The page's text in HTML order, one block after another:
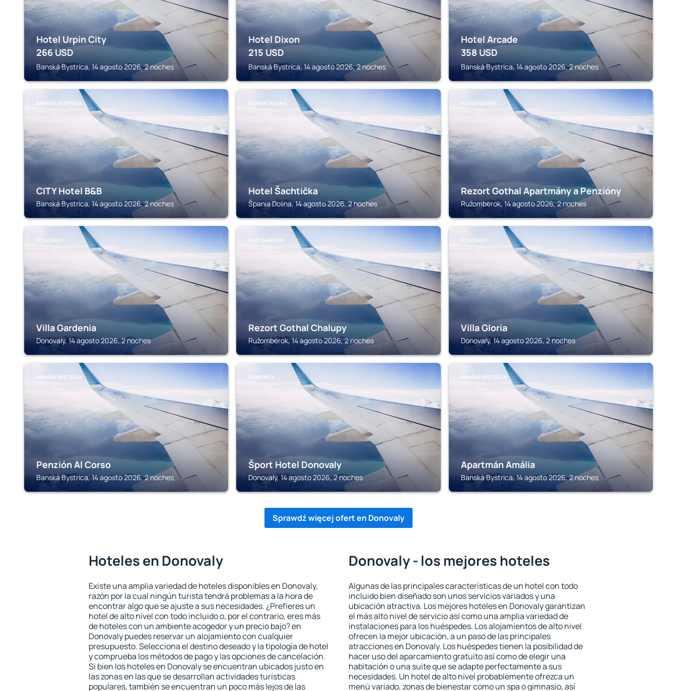
Hotel Urpin City
266 USD
Banská Bystrica, 14 agosto 2026, 2 noches
Hotel Dixon
215 USD
Banská Bystrica, 14 agosto 2026, 2 noches
Hotel Arcade
358 USD
Banská Bystrica, 14 agosto 2026, 2 noches
BANSKÁ BYSTRICA
CITY Hotel B&B
Banská Bystrica, 14 agosto 2026, 2 noches
ŠPANIA DOLINA
Hotel Šachtička
Špania Dolina, 14 agosto 2026, 2 noches
RUŽOMBEROK
Rezort Gothal Apartmány a Penzióny
Ružomberok, 14 agosto 2026, 2 noches
DONOVALY
Villa Gardenia
Donovaly, 14 agosto 2026, 2 noches
RUŽOMBEROK
Rezort Gothal Chalupy
Ružomberok, 14 agosto 2026, 2 noches
DONOVALY
Villa Gloria
Donovaly, 14 agosto 2026, 2 noches
BANSKÁ BYSTRICA
Penzión Al Corso
Banská Bystrica, 14 agosto 2026, 2 noches
DONOVALY
Šport Hotel Donovaly
Donovaly, 14 agosto 2026, 2 noches
BANSKÁ BYSTRICA
Apartmán Amália
Banská Bystrica, 14 agosto 2026, 2 noches
Sprawdź więcej ofert en Donovaly
Hoteles en Donovaly
Existe una amplia variedad de hoteles disponibles en Donovaly,
razón por la cual ningún turista tendrá problemas a la hora de
encontrar algo que se ajuste a sus necesidades. ¿Prefieres un
hotel de alto nivel con todo incluido o, por el contrario, eres más
de hoteles con un ambiente acogedor y un precio bajo? en
Donovaly puedes reservar un alojamiento con cualquier
presupuesto. Selecciona el destino deseado y la tipología de hotel
y comprueba los métodos de pago y las opciones de cancelación.
Si bien los hoteles en Donovaly se encuentran ubicados justo en
las zonas en las que se desarrollan actividades turísticas
populares, también se encuentran un poco más lejos de las
Donovaly - los mejores hoteles
Algunas de las principales características de un hotel con todo
incluido bien diseñado son unos servicios variados y una
ubicación atractiva. Los mejores hoteles en Donovaly garantizan
el más alto nivel de servicio así como una amplia variedad de
instalaciones para los huéspedes. Los alojamientos de alto nivel
ofrecen la mejor ubicación, a un paso de las principales
atracciones en Donovaly. Los huéspedes tienen la posibilidad de
hacer uso del aparcamiento gratuito así como de elegir una
habitación o una suite que se adapte perfectamente a sus
necesidades. Un hotel de alto nivel probablemente ofrezca un
menú variado, zonas de bienestar como un spa o gimnasio, así